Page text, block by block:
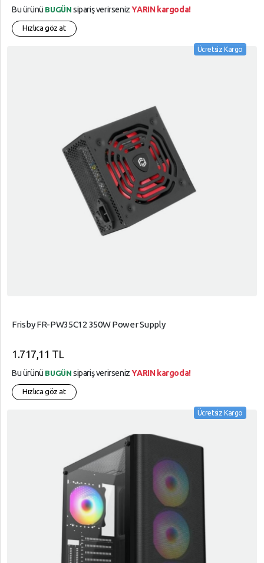
Bu ürünü BUGÜN sipariş verirsenizYARIN kargoda!
Hızlıca göz at
Ücretsiz Kargo
Frisby FR-PW35C12 350W Power Supply
1.717,11 TL
Bu ürünü BUGÜN sipariş verirsenizYARIN kargoda!
Hızlıca göz at
Ücretsiz Kargo